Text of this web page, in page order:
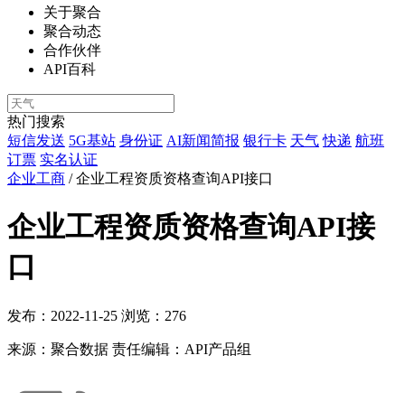
关于聚合
聚合动态
合作伙伴
API百科
热门搜索
短信发送 5G基站 身份证 AI新闻简报 银行卡 天气 快递 航班
订票 实名认证
企业工商 / 企业工程资质资格查询API接口
企业工程资质资格查询API接
口
发布：2022-11-25 浏览： 276
来源：聚合数据 责任编辑：API产品组